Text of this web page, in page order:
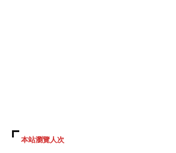
本站瀏覽人次